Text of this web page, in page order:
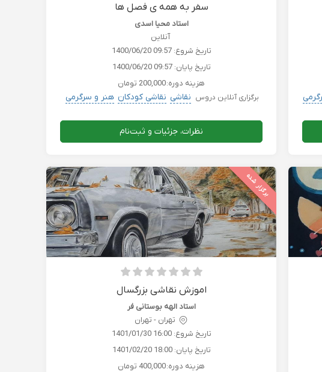
سفر به همه ی فصل ها
استاد محیا اسدی
آنلاین
تاریخ شروع:1400/06/20 09:57
تاریخ پایان:1400/06/20 09:57
هزینه دوره:200,000 تومان
برگزاری آنلاین دروس نقاشی نقاشی کودکان هنر و سرگرمی
نظرات، جزئیات و ثبت‌نام
برگزار شده
اموزش نقاشی بزرگسال
استاد الهه بوستانی‌ فر
تهران - تهران
تاریخ شروع:1401/01/30 16:00
تاریخ پایان:1401/02/20 18:00
هزینه دوره:400,000 تومان